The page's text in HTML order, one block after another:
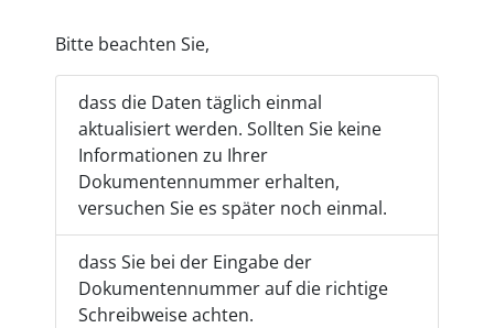
Bitte beachten Sie,
dass die Daten täglich einmal
aktualisiert werden. Sollten Sie keine
Informationen zu Ihrer
Dokumentennummer erhalten,
versuchen Sie es später noch einmal.
dass Sie bei der Eingabe der
Dokumentennummer auf die richtige
Schreibweise achten.